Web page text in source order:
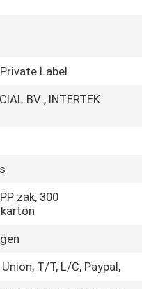
Label
BV , INTERTEK
zak, 300
T/T, L/C, Paypal,